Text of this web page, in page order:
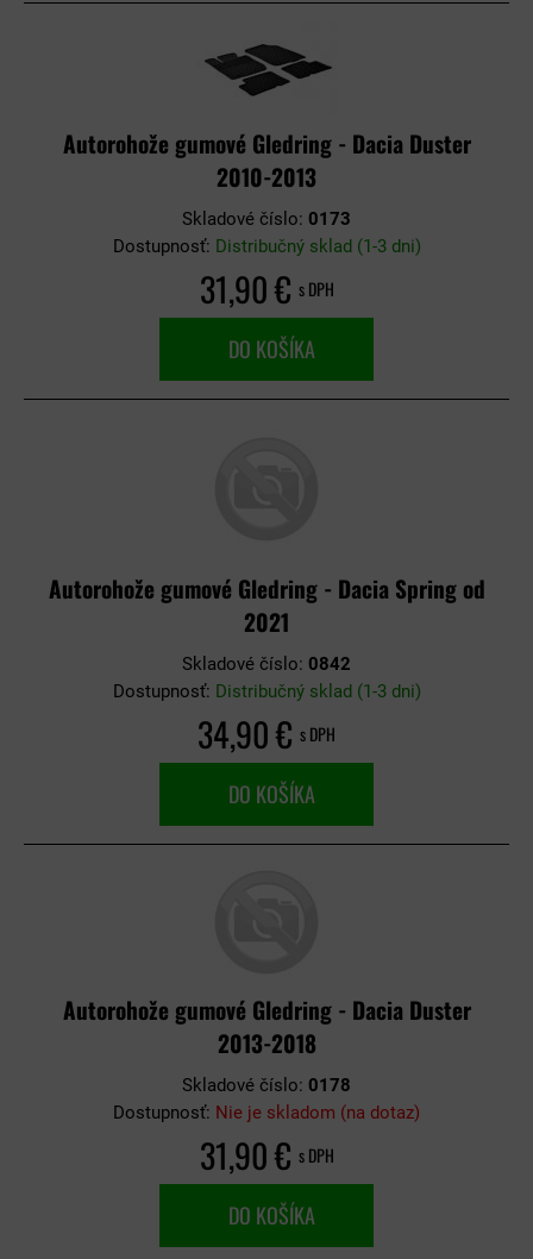
Autorohože gumové Gledring - Dacia Duster
2010-2013
Skladové číslo: 0173
Dostupnosť: Distribučný sklad (1-3 dni)
31,90 € s DPH
DO KOŠÍKA
Autorohože gumové Gledring - Dacia Spring od
2021
Skladové číslo: 0842
Dostupnosť: Distribučný sklad (1-3 dni)
34,90 € s DPH
DO KOŠÍKA
Autorohože gumové Gledring - Dacia Duster
2013-2018
Skladové číslo: 0178
Dostupnosť: Nie je skladom (na dotaz)
31,90 € s DPH
DO KOŠÍKA